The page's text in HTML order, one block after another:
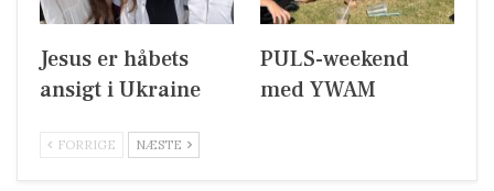
Jesus er håbets
ansigt i Ukraine
PULS-weekend
med YWAM
FORRIGE NÆSTE